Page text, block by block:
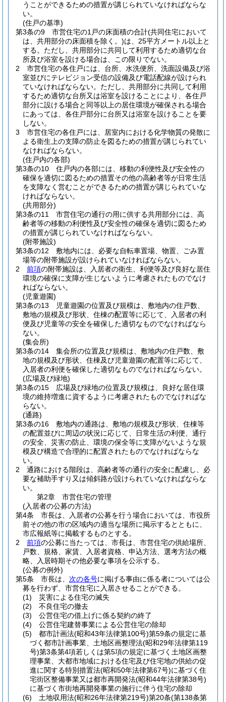
うことができるための措置が講じられていなければならな
い。
(住戸の基準)
第3条の9
市営住宅の1戸の床面積の合計(共同住宅において
は、共用部分の床面積を除く。)は、25平方メートル以上と
する。 ただし、共用部分に共同して利用するため適切な台
所及び浴室を設ける場合は、この限りでない。
2
市営住宅の各住戸には、台所、水洗便所、洗面設備及び浴
室並びにテレビジョン受信の設備及び電話配線が設けられ
ていなければならない。 ただし、共用部分に共同して利用
するため適切な台所又は浴室を設けることにより、各住戸
部分に設ける場合と同等以上の居住環境が確保される場合
にあっては、各住戸部分に台所又は浴室を設けることを要
しない。
3
市営住宅の各住戸には、居室内における化学物質の発散に
よる衛生上の支障の防止を図るための措置が講じられてい
なければならない。
(住戸内の各部)
第3条の10
住戸内の各部には、移動の利便性及び安全性の
確保を適切に図るための措置その他の高齢者等が日常生活
を支障なく営むことができるための措置が講じられていな
ければならない。
(共用部分)
第3条の11
市営住宅の通行の用に供する共用部分には、高
齢者等の移動の利便性及び安全性の確保を適切に図るため
の措置が講じられていなければならない。
(附帯施設)
第3条の12
敷地内には、必要な自転車置場、物置、ごみ置
場等の附帯施設が設けられていなければならない。
2
前項の附帯施設は、入居者の衛生、利便等及び良好な居住
環境の確保に支障が生じないように考慮されたものでなけ
ればならない。
(児童遊園)
第3条の13
児童遊園の位置及び規模は、敷地内の住戸数、
敷地の規模及び形状、住棟の配置等に応じて、入居者の利
便及び児童等の安全を確保した適切なものでなければなら
ない。
(集会所)
第3条の14
集会所の位置及び規模は、敷地内の住戸数、敷
地の規模及び形状、住棟及び児童遊園の配置等に応じて、
入居者の利便を確保した適切なものでなければならない。
(広場及び緑地)
第3条の15
広場及び緑地の位置及び規模は、良好な居住環
境の維持増進に資するように考慮されたものでなければな
らない。
(通路)
第3条の16
敷地内の通路は、敷地の規模及び形状、住棟等
の配置並びに周辺の状況に応じて、日常生活の利便、通行
の安全、災害の防止、環境の保全等に支障がないような規
模及び構造で合理的に配置されたものでなければならな
い。
2
通路における階段は、高齢者等の通行の安全に配慮し、必
要な補助手すり又は傾斜路が設けられていなければならな
い。
第2章
市営住宅の管理
(入居者の公募の方法)
第4条
市長は、入居者の公募を行う場合においては、市役所
前その他の市の区域内の適当な場所に掲示するとともに、
市広報紙等に掲載するものとする。
2
前項の公募に当たっては、市長は、市営住宅の供給場所、
戸数、規格、家賃、入居者資格、申込方法、選考方法の概
略、入居時期その他必要な事項を公示する。
(公募の例外)
第5条
市長は、 次の各号に掲げる事由に係る者については公
募を行わず、市営住宅に入居させることができる。
(1)
災害による住宅の滅失
(2)
不良住宅の撤去
(3)
公営住宅の借上げに係る契約の終了
(4)
公営住宅建替事業による公営住宅の除却
(5)
都市計画法(昭和43年法律第100号)第59条の規定に基
づく都市計画事業、土地区画整理法(昭和29年法律第119
号)第3条第4項若しくは第5項の規定に基づく土地区画整
理事業、大都市地域における住宅及び住宅地の供給の促
進に関する特別措置法(昭和50年法律第67号)に基づく住
宅街区整備事業又は都市再開発法(昭和44年法律第38号)
に基づく市街地再開発事業の施行に伴う住宅の除却
(6)
土地収用法(昭和26年法律第219号)第20条(第138条第